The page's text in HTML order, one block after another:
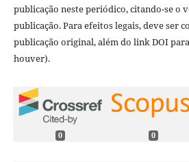
publicação neste periódico, citando-se o
publicação. Para efeitos legais, deve ser
publicação original, além do link DOI
houver).
0 0